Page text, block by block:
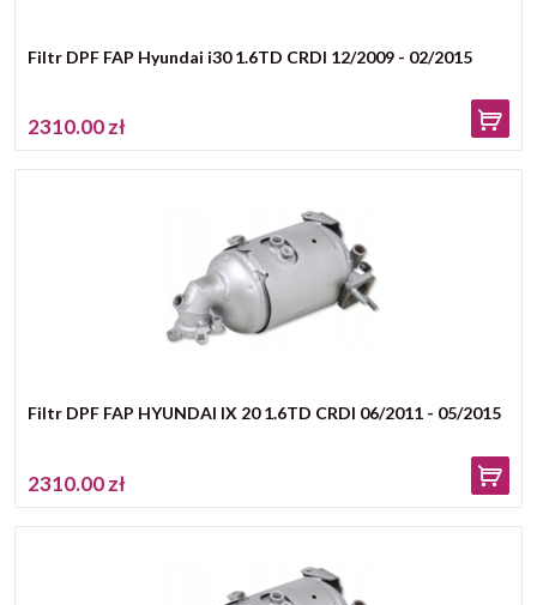
Filtr DPF FAP Hyundai i30 1.6TD CRDI 12/2009 - 02/2015
2310.00 zł
Filtr DPF FAP HYUNDAI IX 20 1.6TD CRDI 06/2011 - 05/2015
2310.00 zł